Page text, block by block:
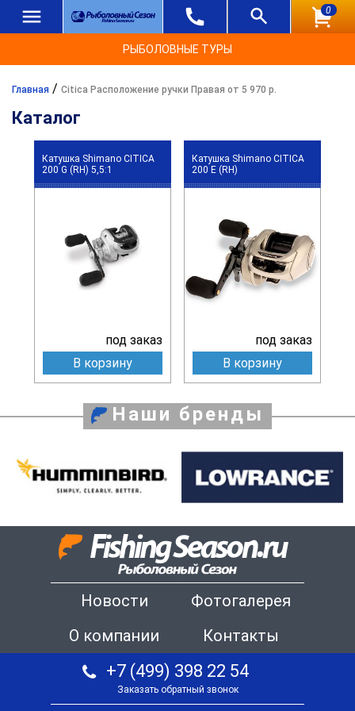
0
РЫБОЛОВНЫЕ ТУРЫ
Главная / Citica Расположение ручки Правая от 5 970 р.
Каталог
Катушка Shimano CITICA
200 G (RH) 5,5:1
под заказ
В корзину
Катушка Shimano CITICA
200 E (RH)
под заказ
В корзину
Наши бренды
Новости
Фотогалерея
О компании
Контакты
+7 (499) 398 22 54
Заказать обратный звонок